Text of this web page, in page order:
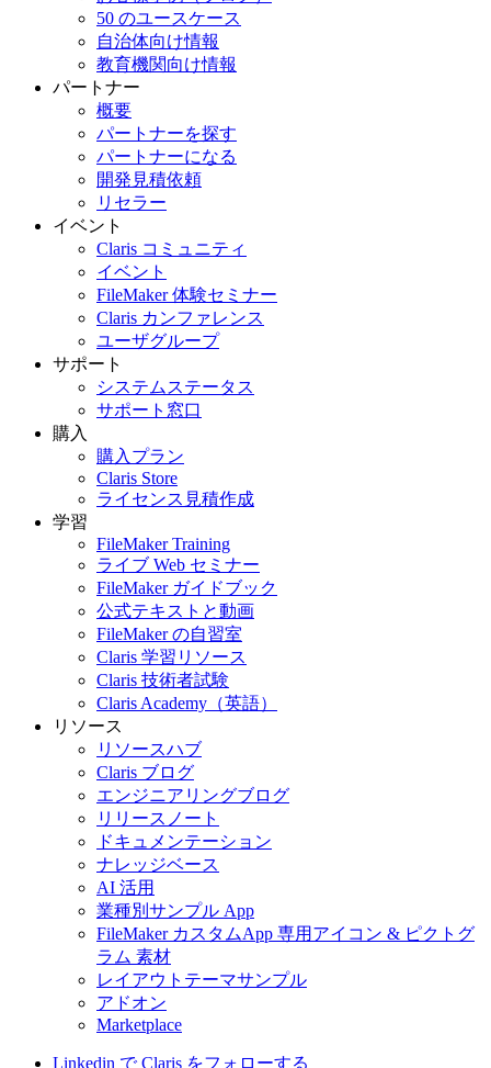
50 のユースケース
自治体向け情報
教育機関向け情報
パートナー
概要
パートナーを探す
パートナーになる
開発見積依頼
リセラー
イベント
Claris コミュニティ
イベント
FileMaker 体験セミナー
Claris カンファレンス
ユーザグループ
サポート
システムステータス
サポート窓口
購入
購入プラン
Claris Store
ライセンス見積作成
学習
FileMaker Training
ライブ Web セミナー
FileMaker ガイドブック
公式テキストと動画
FileMaker の自習室
Claris 学習リソース
Claris 技術者試験
Claris Academy（英語）
リソース
リソースハブ
Claris ブログ
エンジニアリングブログ
リリースノート
ドキュメンテーション
ナレッジベース
AI 活用
業種別サンプル App
FileMaker カスタムApp 専用アイコン & ピクトグ
ラム 素材
レイアウトテーマサンプル
アドオン
Marketplace
Linkedin で Claris をフォローする